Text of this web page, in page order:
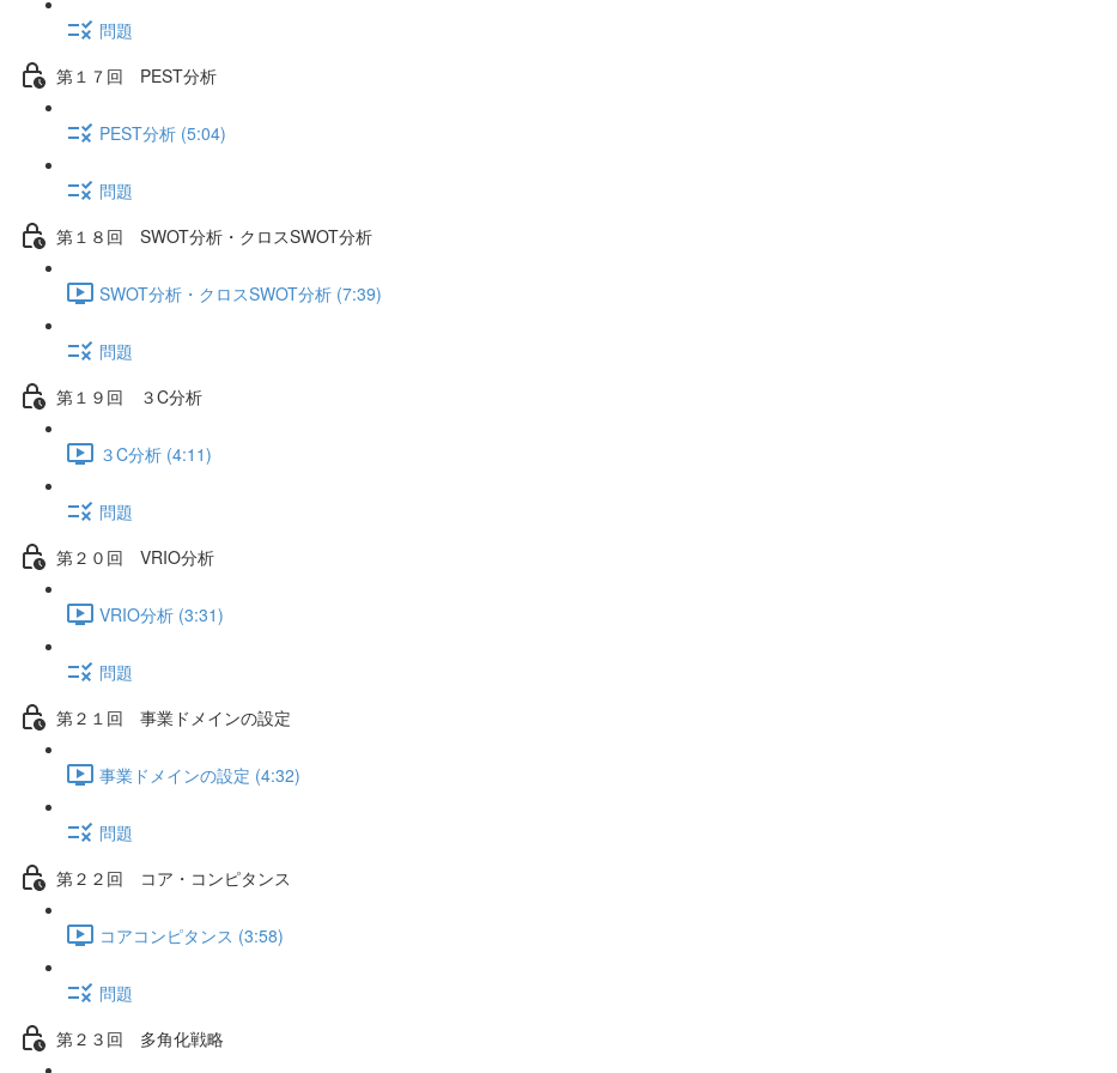
問題
第１７回 PEST分析
PEST分析 (5:04)
問題
第１８回 SWOT分析・クロスSWOT分析
SWOT分析・クロスSWOT分析 (7:39)
問題
第１９回 ３C分析
３C分析 (4:11)
問題
第２０回 VRIO分析
VRIO分析 (3:31)
問題
第２１回 事業ドメインの設定
事業ドメインの設定 (4:32)
問題
第２２回 コア・コンピタンス
コアコンピタンス (3:58)
問題
第２３回 多角化戦略